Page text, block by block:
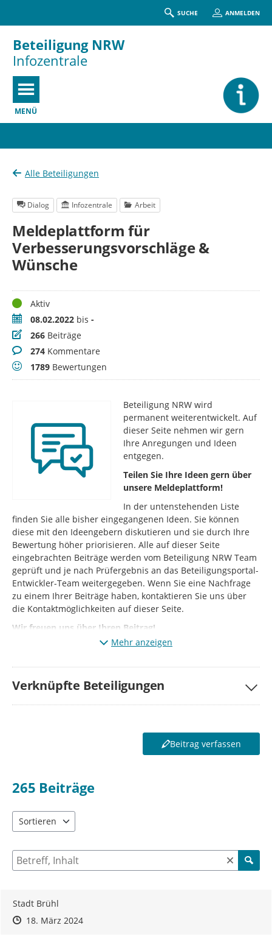
SUCHE ANMELDEN
Beteiligung NRW
Infozentrale
MENÜ
Alle Beteiligungen
Dialog Infozentrale Arbeit
Meldeplattform für
Verbesserungsvorschläge &
Wünsche
StatusAktiv
Zeitraum08.02.2022 bis -
Beiträge
266 Beiträge
Kommentare
274 Kommentare
Bewertungen
1789 Bewertungen
Beteiligung NRW wird
permanent weiterentwickelt. Auf
dieser Seite nehmen wir gern
Ihre Anregungen und Ideen
entgegen.
Teilen Sie Ihre Ideen gern über
unsere Meldeplattform!
In der untenstehenden Liste
finden Sie alle bisher eingegangenen Ideen. Sie können
diese mit den Ideengebern diskutieren und sie durch Ihre
Bewertung höher priorisieren. Alle auf dieser Seite
eingebrachten Beiträge werden vom Beteiligung NRW Team
geprüft und je nach Prüfergebnis an das Beteiligungsportal-
Entwickler-Team weitergegeben. Wenn Sie eine Nachfrage
zu einem Ihrer Beiträge haben, kontaktieren Sie uns über
die Kontaktmöglichkeiten auf dieser Seite.
Wir freuen uns über Ihren Beitrag!
Mehr anzeigen
Verknüpfte Beteiligungen
Beitrag verfassen
265 Beiträge
Sortieren
Suche nach Beiträgen und Kommentaren
Stadt Brühl
Zeitpunkt des Erstellens
Zeitpunkt des Erstellens
18. März 2024Zur Äußerung